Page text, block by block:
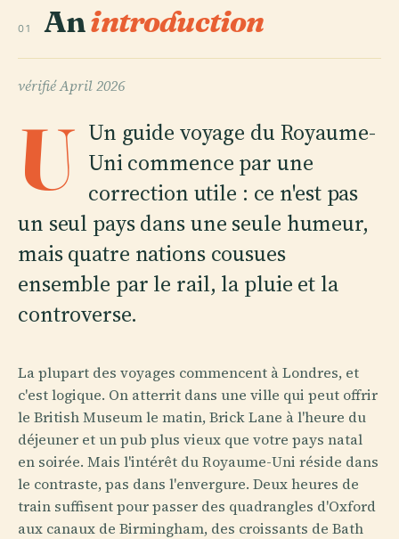
01 Anintroduction
vérifiéApril 2026
U Un guide voyage du Royaume-
Uni commence par une
correction utile : ce n'est pas
un seul pays dans une seule humeur,
mais quatre nations cousues
ensemble par le rail, la pluie et la
controverse.
La plupart des voyages commencent à Londres, et
c'est logique. On atterrit dans une ville qui peut offrir
le British Museum le matin, Brick Lane à l'heure du
déjeuner et un pub plus vieux que votre pays natal
en soirée. Mais l'intérêt du Royaume-Uni réside dans
le contraste, pas dans l'envergure. Deux heures de
train suffisent pour passer des quadrangles d'Oxford
aux canaux de Birmingham, des croissants de Bath